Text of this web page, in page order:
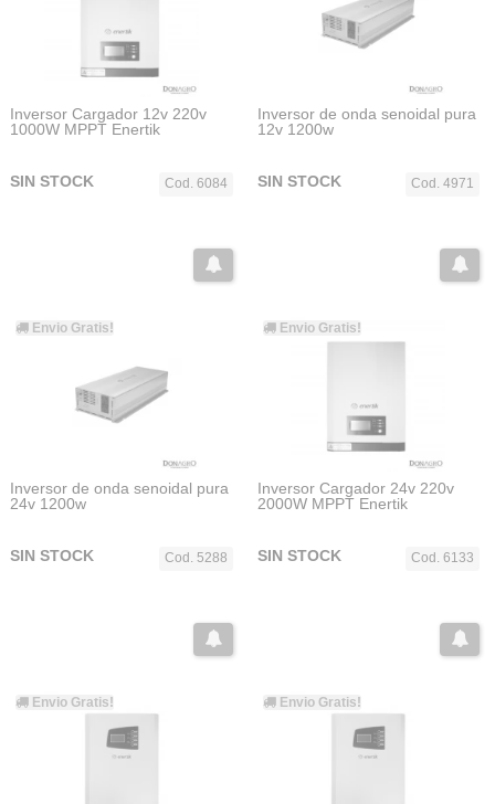
Inversor Cargador 12v 220v
1000W MPPT Enertik
Cod. 6084
SIN STOCK
Inversor de onda senoidal pura
12v 1200w
Cod. 4971
SIN STOCK
Envio Gratis!
Inversor de onda senoidal pura
24v 1200w
Cod. 5288
SIN STOCK
Envio Gratis!
Inversor Cargador 24v 220v
2000W MPPT Enertik
Cod. 6133
SIN STOCK
Envio Gratis! Envio Gratis!